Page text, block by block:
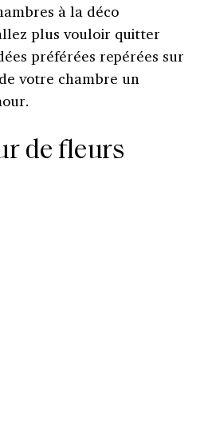
à la déco
plus vouloir quitter
préférées repérées sur
votre chambre un
de fleurs